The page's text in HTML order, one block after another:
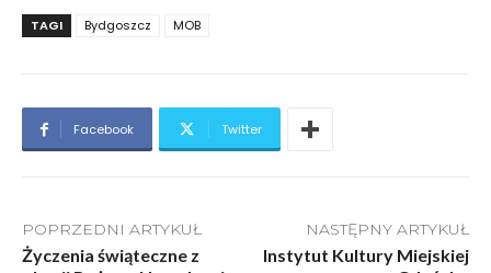
TAGI Bydgoszcz MOB
Facebook Twitter
POPRZEDNI ARTYKUŁ
Życzenia świąteczne z
NASTĘPNY ARTYKUŁ
Instytut Kultury Miejskiej